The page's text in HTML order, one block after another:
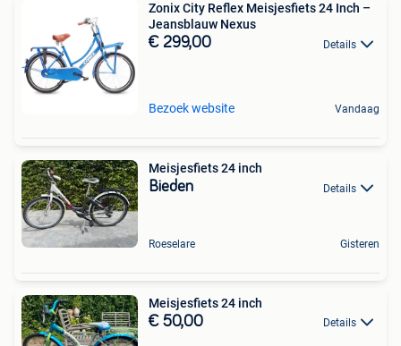
Zonix City Reflex Meisjesfiets 24 Inch –
Jeansblauw Nexus
€ 299,00 Details
Bezoek website Vandaag
Meisjesfiets 24 inch
Bieden Details
Roeselare Gisteren
Meisjesfiets 24 inch
€ 50,00 Details